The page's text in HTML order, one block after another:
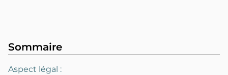
Sommaire
Aspect légal :